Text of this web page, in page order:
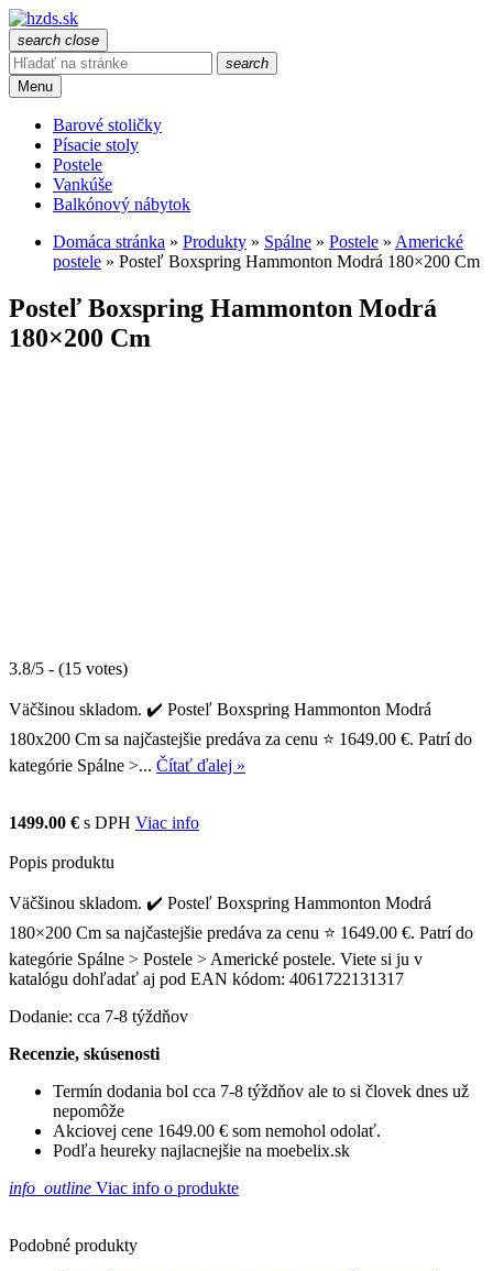
search close
search
Menu
Barové stoličky
Písacie stoly
Postele
Vankúše
Balkónový nábytok
Domáca stránka » Produkty » Spálne » Postele » Americké
postele » Posteľ Boxspring Hammonton Modrá 180×200 Cm
Posteľ Boxspring Hammonton Modrá
180×200 Cm
3.8/5 - (15 votes)
Väčšinou skladom. ✔️ Posteľ Boxspring Hammonton Modrá
180x200 Cm sa najčastejšie predáva za cenu ⭐ 1649.00 €. Patrí do
kategórie Spálne >... Čítať ďalej »
1499.00 € s DPH Viac info
Popis produktu
Väčšinou skladom. ✔️ Posteľ Boxspring Hammonton Modrá
180×200 Cm sa najčastejšie predáva za cenu ⭐ 1649.00 €. Patrí do
kategórie Spálne > Postele > Americké postele. Viete si ju v
katalógu dohľadať aj pod EAN kódom: 4061722131317
Dodanie: cca 7-8 týždňov
Recenzie, skúsenosti
Termín dodania bol cca 7-8 týždňov ale to si človek dnes už
nepomôže
Akciovej cene 1649.00 € som nemohol odolať.
Podľa heureky najlacnejšie na moebelix.sk
info_outline Viac info o produkte
Podobné produkty